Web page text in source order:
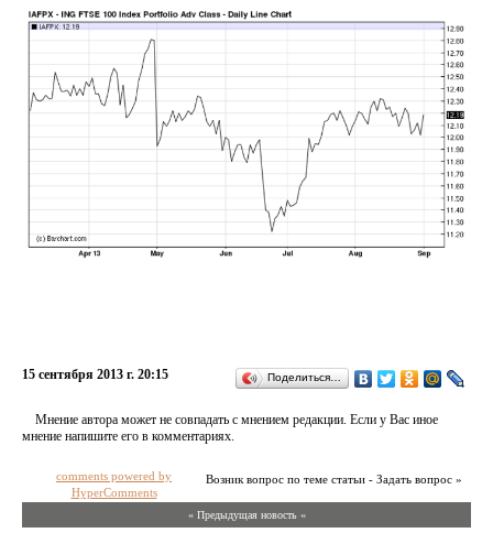
15 сентября 2013 г. 20:15 Поделиться…
Мнение автора может не совпадать с мнением редакции. Если у Вас иное
мнение напишите его в комментариях.
Возник вопрос по теме статьи - Задать вопрос »
comments powered by
HyperComments
« Предыдущая новость «